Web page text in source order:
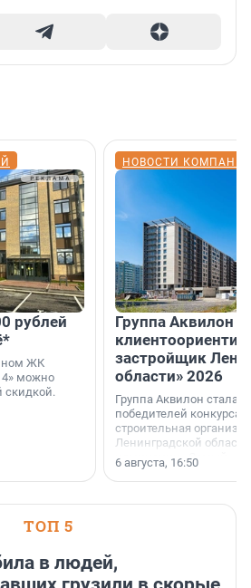
рублей
ЖК
можно
скидкой.
НОВОСТИ
Группа Аквилон
застройщик
области» 2026
Группа Аквилон стала
победителей конкурса
строительная
Ленинградской области
номинации «Самый
застройщик
6 августа, 16:50
ТОП 5
в людей,